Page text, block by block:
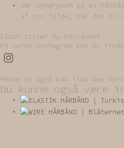
Vær opmærksom på at
af sin fylde, når det
Sådan styler du hårbåndet
På vores Instagram kan du
MÅske du også kan lide dem her?
Du kunne også være